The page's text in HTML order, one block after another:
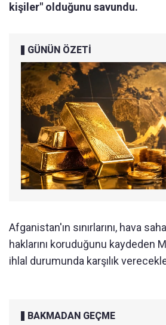
kişiler" olduğunu savundu.
GÜNÜN ÖZETİ
Afganistan'ın sınırlarını, hava
haklarını koruduğunu kaydeden
ihlal durumunda karşılık
BAKMADAN GEÇME